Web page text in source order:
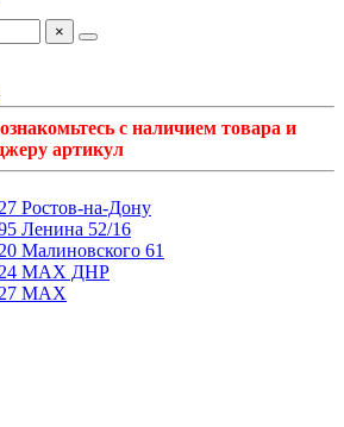
×
с наличием товара и
артикул
Ростов-на-Дону
Ленина 52/16
Малиновского 61
24 MAX ДНР
MAX